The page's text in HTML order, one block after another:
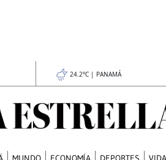
24.2°C | PANAMÁ